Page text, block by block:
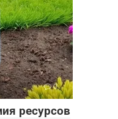
0
ресурсов